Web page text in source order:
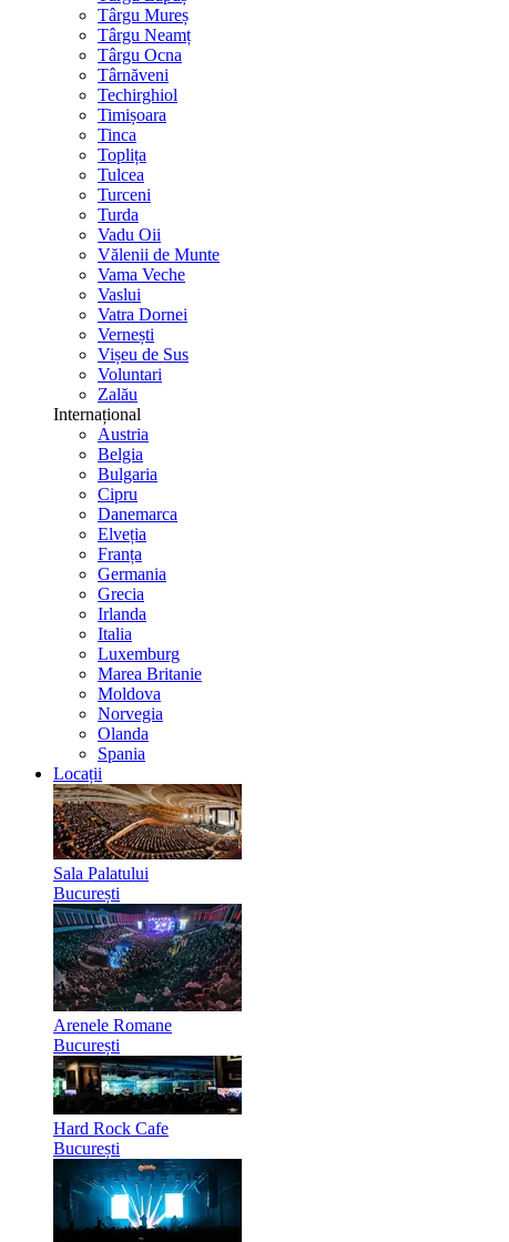
Târgu Mureș
Târgu Neamț
Târgu Ocna
Târnăveni
Techirghiol
Timișoara
Tinca
Toplița
Tulcea
Turceni
Turda
Vadu Oii
Vălenii de Munte
Vama Veche
Vaslui
Vatra Dornei
Vernești
Vișeu de Sus
Voluntari
Zalău
Internațional
Austria
Belgia
Bulgaria
Cipru
Danemarca
Elveția
Franța
Germania
Grecia
Irlanda
Italia
Luxemburg
Marea Britanie
Moldova
Norvegia
Olanda
Spania
Locații
Sala Palatului
București
Arenele Romane
București
Hard Rock Cafe
București